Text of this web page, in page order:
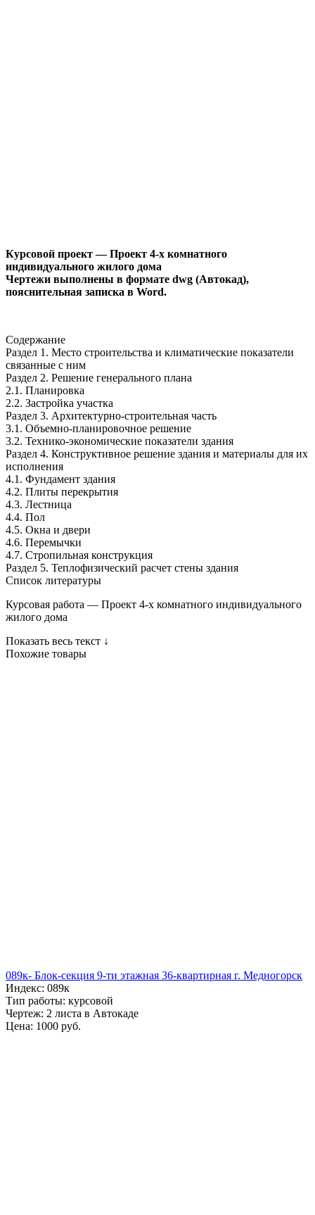
Курсовой проект — Проект 4-х комнатного
индивидуального жилого дома
Чертежи выполнены в формате dwg (Автокад),
пояснительная записка в Word.
Содержание
Раздел 1. Место строительства и климатические показатели
связанные с ним
Раздел 2. Решение генерального плана
2.1. Планировка
2.2. Застройка участка
Раздел 3. Архитектурно-строительная часть
3.1. Объемно-планировочное решение
3.2. Технико-экономические показатели здания
Раздел 4. Конструктивное решение здания и материалы для их
исполнения
4.1. Фундамент здания
4.2. Плиты перекрытия
4.3. Лестница
4.4. Пол
4.5. Окна и двери
4.6. Перемычки
4.7. Стропильная конструкция
Раздел 5. Теплофизический расчет стены здания
Список литературы
Курсовая работа — Проект 4-х комнатного индивидуального
жилого дома
Показать весь текст ↓
Похожие товары
089к- Блок-секция 9-ти этажная 36-квартирная г. Медногорск
Индекс: 089к
Тип работы: курсовой
Чертеж: 2 листа в Автокаде
Цена: 1000 руб.